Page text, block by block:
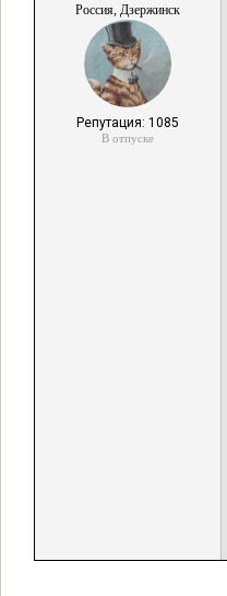
Россия, Дзержинск
Репутация: 1085
В отпуске